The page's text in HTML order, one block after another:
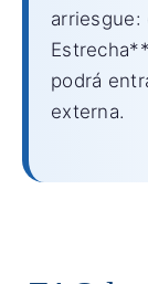
podrá
externa.